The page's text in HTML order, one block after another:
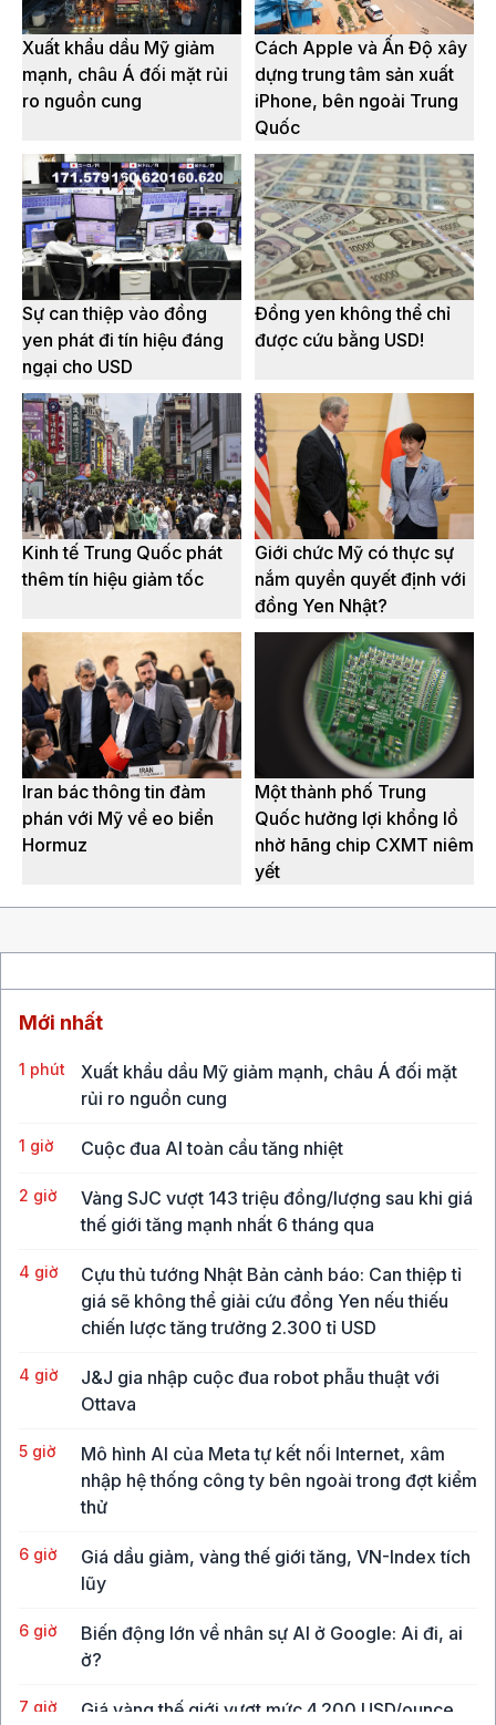
Xuất khẩu dầu Mỹ giảm
mạnh, châu Á đối mặt rủi
ro nguồn cung
Cách Apple và Ấn Độ xây
dựng trung tâm sản xuất
iPhone, bên ngoài Trung
Quốc
Sự can thiệp vào đồng
yen phát đi tín hiệu đáng
ngại cho USD
Đồng yen không thể chỉ
được cứu bằng USD!
Kinh tế Trung Quốc phát
thêm tín hiệu giảm tốc
Giới chức Mỹ có thực sự
nắm quyền quyết định với
đồng Yen Nhật?
Iran bác thông tin đàm
phán với Mỹ về eo biển
Hormuz
Một thành phố Trung
Quốc hưởng lợi khổng lồ
nhờ hãng chip CXMT niêm
yết
Mới nhất
1 phút
Xuất khẩu dầu Mỹ giảm mạnh, châu Á đối mặt
rủi ro nguồn cung
1 giờ Cuộc đua AI toàn cầu tăng nhiệt
2 giờ
Vàng SJC vượt 143 triệu đồng/lượng sau khi giá
thế giới tăng mạnh nhất 6 tháng qua
4 giờ
Cựu thủ tướng Nhật Bản cảnh báo: Can thiệp tỉ
giá sẽ không thể giải cứu đồng Yen nếu thiếu
chiến lược tăng trưởng 2.300 tỉ USD
4 giờ
J&J gia nhập cuộc đua robot phẫu thuật với
Ottava
5 giờ
Mô hình AI của Meta tự kết nối Internet, xâm
nhập hệ thống công ty bên ngoài trong đợt kiểm
thử
6 giờ
Giá dầu giảm, vàng thế giới tăng, VN-Index tích
lũy
6 giờ
Biến động lớn về nhân sự AI ở Google: Ai đi, ai
ở?
7 giờ Giá vàng thế giới vượt mức 4.200 USD/ounce